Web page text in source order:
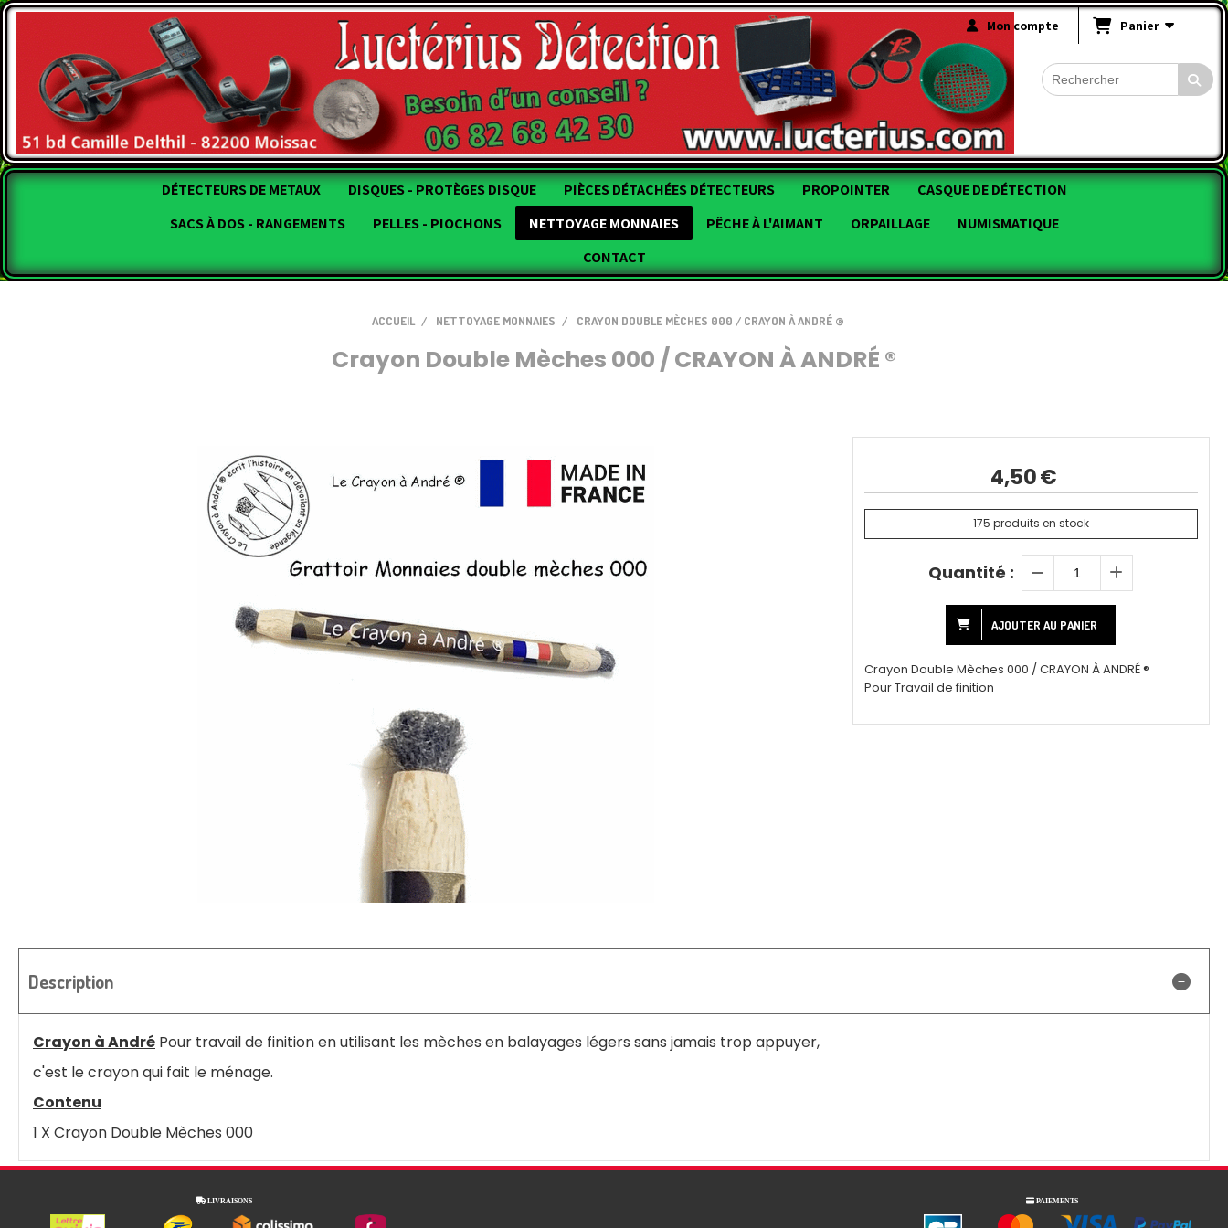
Mon compte Panier
DÉTECTEURS DE METAUX DISQUES - PROTÈGES DISQUE PIÈCES DÉTACHÉES DÉTECTEURS PROPOINTER
CASQUE DE DÉTECTION
SACS À DOS - RANGEMENTS
PELLES - PIOCHONS NETTOYAGE MONNAIES PÊCHE À L'AIMANT ORPAILLAGE
NUMISMATIQUE
CONTACT
ACCUEIL NETTOYAGE MONNAIES CRAYON DOUBLE MÈCHES 000 / CRAYON À ANDRÉ ®
Crayon Double Mèches 000 / CRAYON À ANDRÉ ®
4,50€
175 produits en stock
Quantité :
AJOUTER AU PANIER
Crayon Double Mèches 000 / CRAYON À ANDRÉ ®
Pour Travail de finition
Description
Crayon à André Pour travail de finition en utilisant les mèches en balayages légers sans jamais trop appuyer,
c'est le crayon qui fait le ménage.
Contenu
1 X Crayon Double Mèches 000
 LIVRAISONS  PAIEMENTS